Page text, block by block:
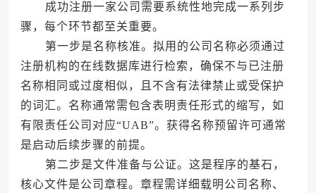
成功注册一家公司需要系统性地完成一系列步
骤，每个环节都至关重要。
第一步是名称核准。拟用的公司名称必须通过
注册机构的在线数据库进行检索，确保不与已注册
名称相同或过度相似，且不含有法律禁止或受保护
的词汇。名称通常需包含表明责任形式的缩写，如
有限责任公司对应“UAB”。获得名称预留许可通常
是启动后续步骤的前提。
第二步是文件准备与公证。这是程序的基石，
核心文件是公司章程。章程需详细载明公司名称、